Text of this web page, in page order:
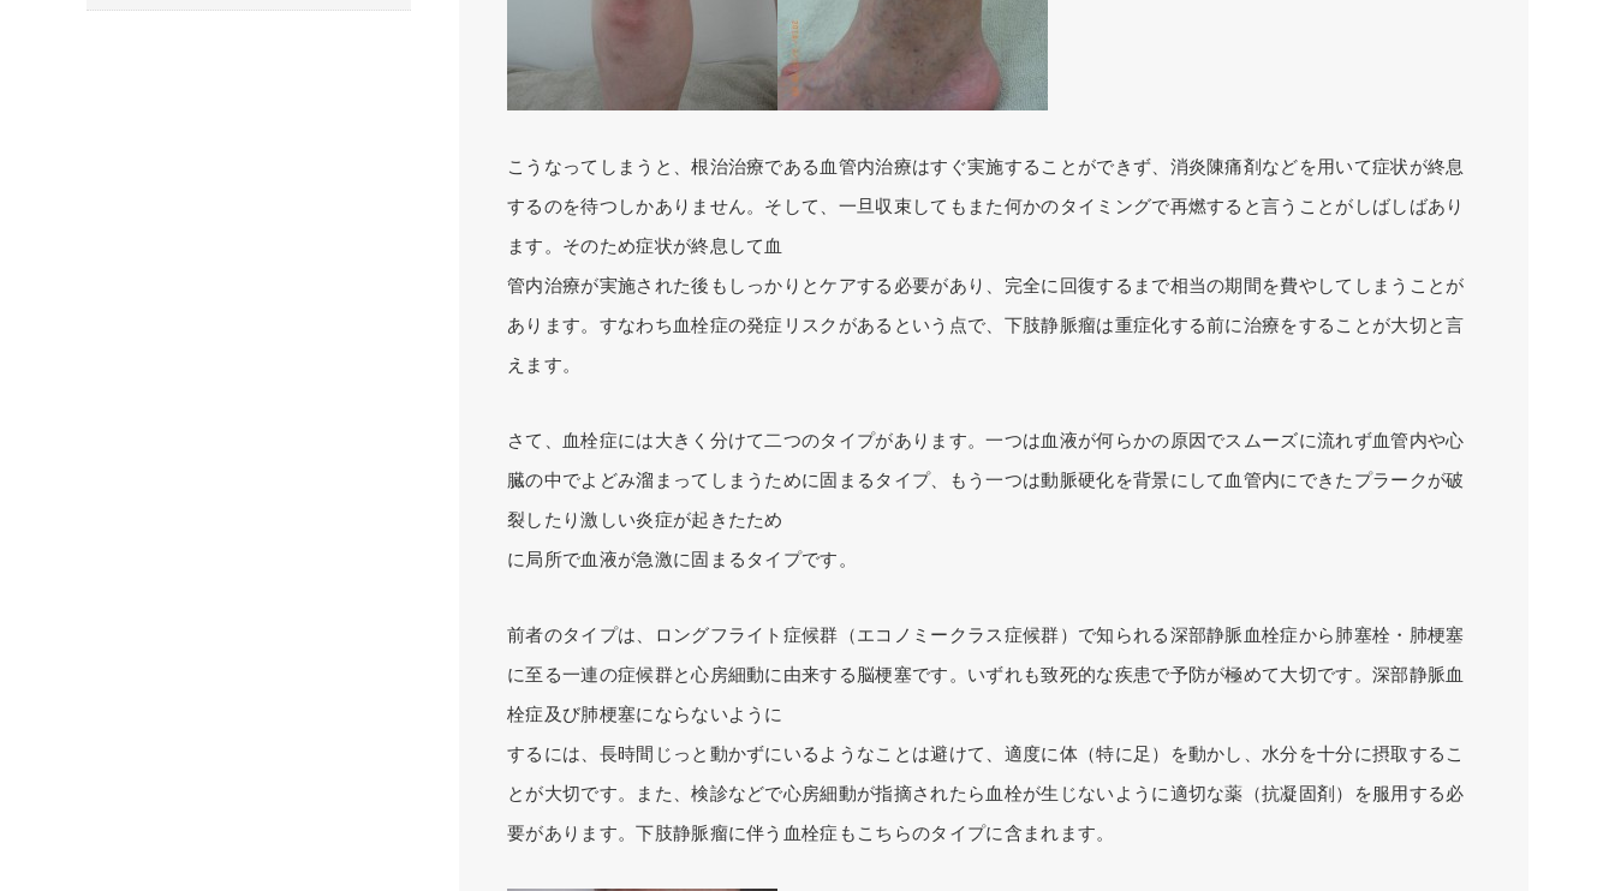
こうなってしまうと、根治治療である血管内治療はすぐ実施することができず、消炎陳痛剤などを用いて症状が終息
するのを待つしかありません。そして、一旦収束してもまた何かのタイミングで再燃すると言うことがしばしばあり
ます。そのため症状が終息して血
管内治療が実施された後もしっかりとケアする必要があり、完全に回復するまで相当の期間を費やしてしまうことが
あります。すなわち血栓症の発症リスクがあるという点で、下肢静脈瘤は重症化する前に治療をすることが大切と言
えます。
さて、血栓症には大きく分けて二つのタイプがあります。一つは血液が何らかの原因でスムーズに流れず血管内や心
臓の中でよどみ溜まってしまうために固まるタイプ、もう一つは動脈硬化を背景にして血管内にできたプラークが破
裂したり激しい炎症が起きたため
に局所で血液が急激に固まるタイプです。
前者のタイプは、ロングフライト症候群（エコノミークラス症候群）で知られる深部静脈血栓症から肺塞栓・肺梗塞
に至る一連の症候群と心房細動に由来する脳梗塞です。いずれも致死的な疾患で予防が極めて大切です。深部静脈血
栓症及び肺梗塞にならないように
するには、長時間じっと動かずにいるようなことは避けて、適度に体（特に足）を動かし、水分を十分に摂取するこ
とが大切です。また、検診などで心房細動が指摘されたら血栓が生じないように適切な薬（抗凝固剤）を服用する必
要があります。下肢静脈瘤に伴う血栓症もこちらのタイプに含まれます。